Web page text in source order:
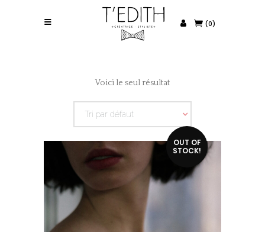
(0)
Voici le seul résultat
Tri par défaut
OUT OF
STOCK!